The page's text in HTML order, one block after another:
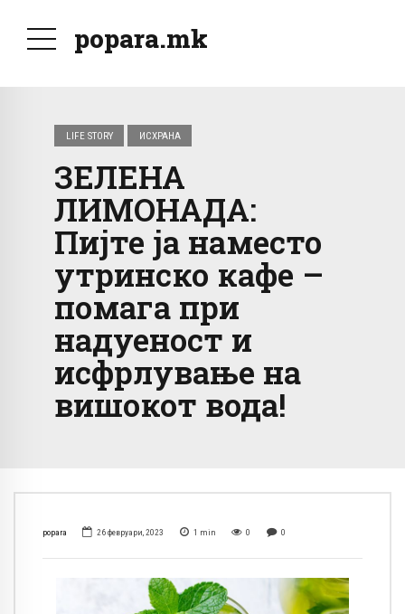
popara.mk
LIFE STORY ИСХРАНА
ЗЕЛЕНА
ЛИМОНАДА:
Пијте ја наместо
утринско кафе –
помага при
надуеност и
исфрлување на
вишокот вода!
popara 26 февруари, 2023 1 min 0 0